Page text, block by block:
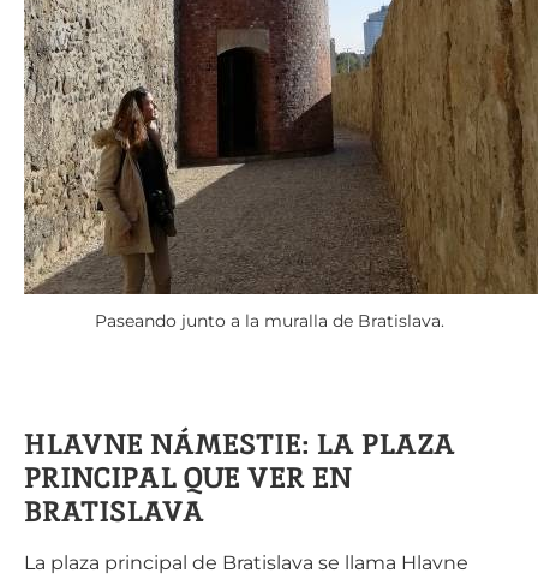
Paseando junto a la muralla de Bratislava.
HLAVNE NÁMESTIE: LA PLAZA
PRINCIPAL QUE VER EN
BRATISLAVA
La plaza principal de Bratislava se llama Hlavne